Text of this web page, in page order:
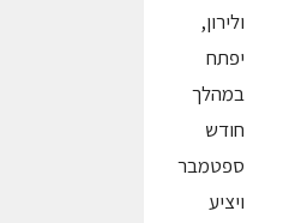
ולירון,
יפתח
במהלך
חודש
ספטמבר
ויציע